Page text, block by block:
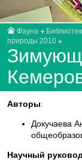
Фауна
природы 2010
Авторы:
Докучаева
Научный